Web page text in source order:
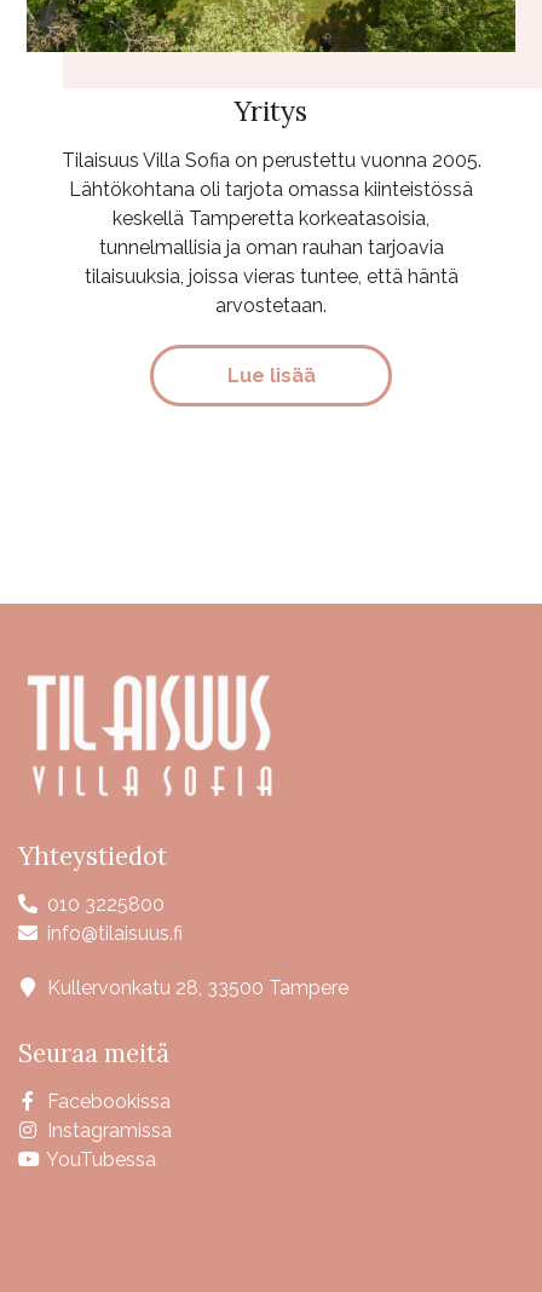
Yritys
Tilaisuus Villa Sofia on perustettu vuonna 2005.
Lähtökohtana oli tarjota omassa kiinteistössä
keskellä Tamperetta korkeatasoisia,
tunnelmallisia ja oman rauhan tarjoavia
tilaisuuksia, joissa vieras tuntee, että häntä
arvostetaan.
Lue lisää
Yhteystiedot
010 3225800
info@tilaisuus.fi
Kullervonkatu 28, 33500 Tampere
Seuraa meitä
Facebookissa
Instagramissa
YouTubessa